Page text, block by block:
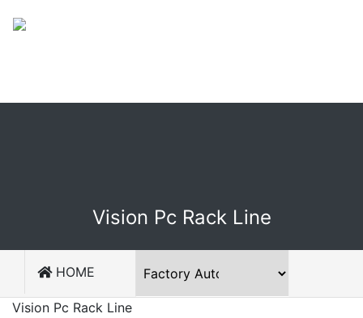
Vision Pc Rack Line
HOME
Vision Pc Rack Line